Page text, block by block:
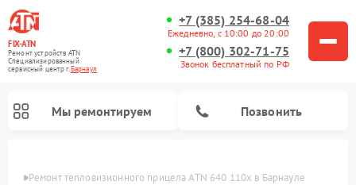
FIX-ATN
Ремонт устройств ATN
Специализированный
cервисный центр г.Барнаул
+7 (385) 254-68-04
Ежедневно, с 10:00 до 20:00
+7 (800) 302-71-75
Звонок бесплатный по РФ
Мы ремонтируем Позвонить
Ремонт тепловизионного прицела ATN 640 110x в Барнауле